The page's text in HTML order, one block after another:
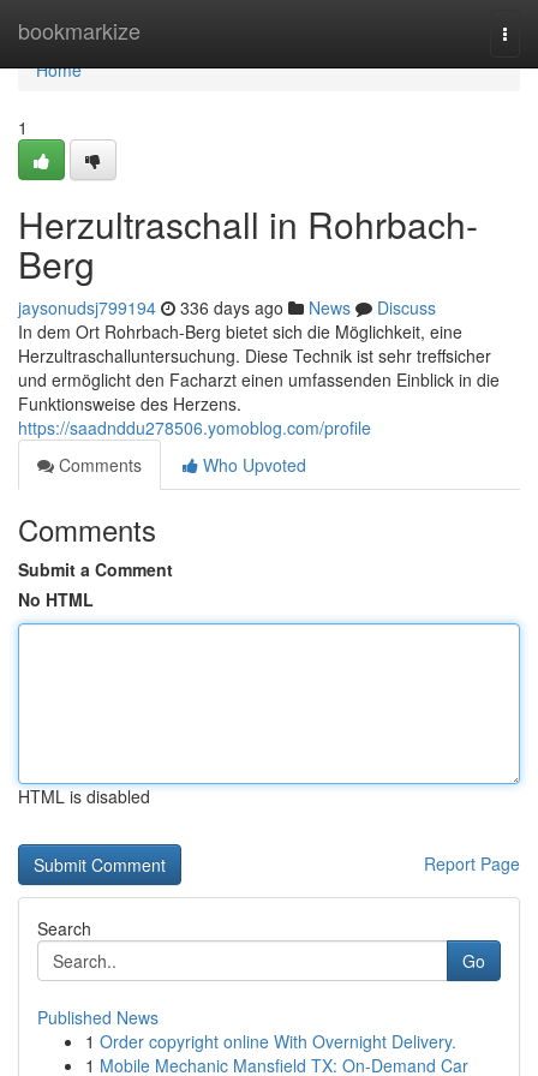
bookmarkize
Home
Home
1
Herzultraschall in Rohrbach-
Berg
jaysonudsj799194 336 days ago News
Discuss
In dem Ort Rohrbach-Berg bietet sich die Möglichkeit, eine
Herzultraschalluntersuchung. Diese Technik ist sehr treffsicher
und ermöglicht den Facharzt einen umfassenden Einblick in die
Funktionsweise des Herzens.
https://saadnddu278506.yomoblog.com/profile
Comments
Who Upvoted
Comments
Submit a Comment
No HTML
HTML is disabled
Report Page
Search
Go
Published News
1 Order copyright online With Overnight Delivery.
1 Mobile Mechanic Mansfield TX: On-Demand Car